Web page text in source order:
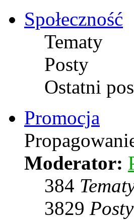
Społeczność
Tematy
Posty
Ostatni
Promocja
Moderator:
384
3829 Posty